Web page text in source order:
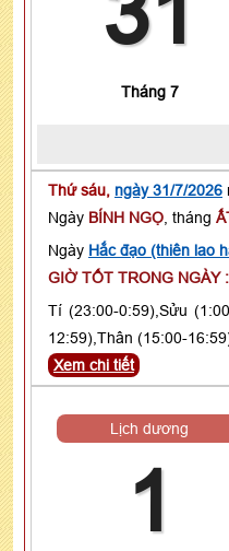
Tháng 7
Thứ sáu, ngày 31/7/2026
Ngày BÍNH NGỌ , tháng
Ngày Hắc đạo (thiên lao
GIỜ TỐT TRONG NGÀY :
Tí (23:00-0:59),Sửu
12:59),Thân (15:00-
Xem chi tiết
Lịch dương
1